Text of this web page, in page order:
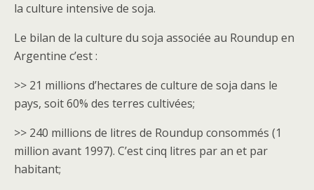
la culture intensive de soja.
Le bilan de la culture du soja associée au Roundup en
Argentine c’est :
>> 21 millions d’hectares de culture de soja dans le
pays, soit 60% des terres cultivées;
>> 240 millions de litres de Roundup consommés (1
million avant 1997). C’est cinq litres par an et par
habitant;